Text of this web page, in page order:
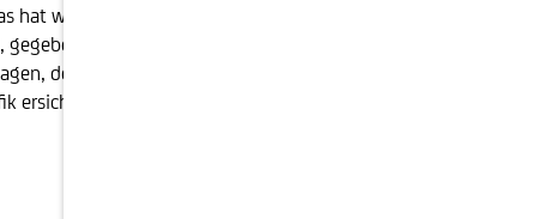
weitreichende Konsequenzen. Es hat eine
Für die Bereiche Aufsicht und
denn die europäischen Finanzbehörden haben
ersichtlich ist, reagierten die Märkte darauf schnell